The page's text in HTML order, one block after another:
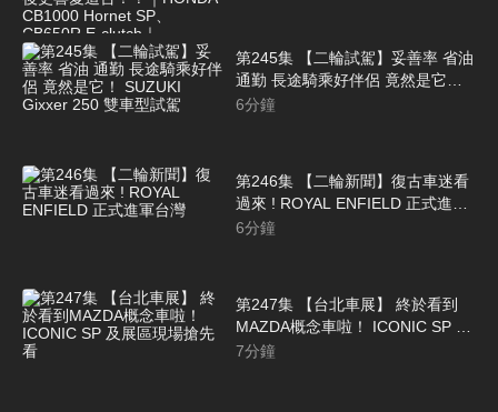
第245集 【二輪試駕】妥善率 省油
通勤 長途騎乘好伴侶 竟然是它！
SUZUKI Gixxer 250 雙車型試駕
6分鐘
第246集 【二輪新聞】復古車迷看
過來 ! ROYAL ENFIELD 正式進軍
台灣
6分鐘
第247集 【台北車展】 終於看到
MAZDA概念車啦！ ICONIC SP 及
展區現場搶先看
7分鐘